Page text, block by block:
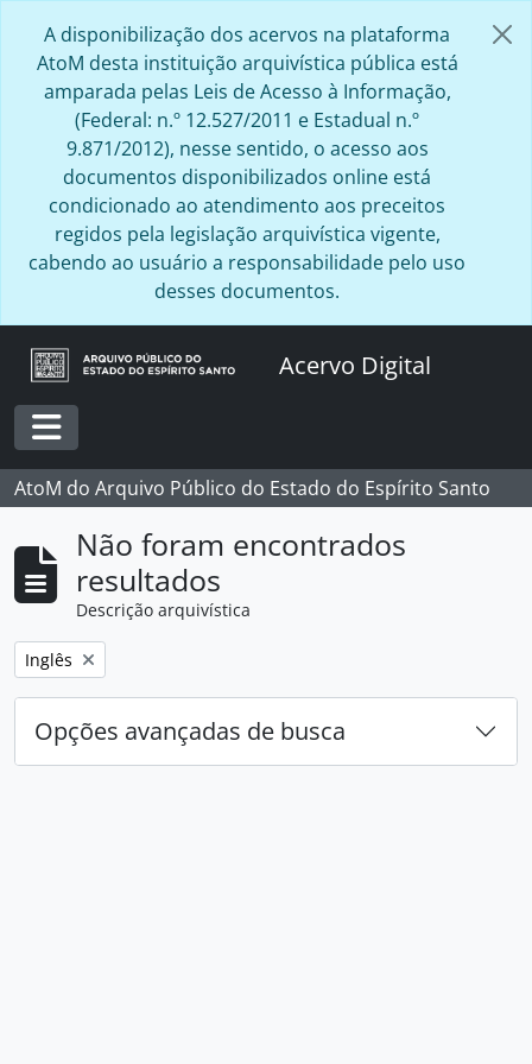
A disponibilização dos acervos na plataforma
AtoM desta instituição arquivística pública está
amparada pelas Leis de Acesso à Informação,
(Federal: n.º 12.527/2011 e Estadual n.º
9.871/2012), nesse sentido, o acesso aos
documentos disponibilizados online está
condicionado ao atendimento aos preceitos
regidos pela legislação arquivística vigente,
cabendo ao usuário a responsabilidade pelo uso
desses documentos.
Acervo Digital
Toggle navigation
AtoM do Arquivo Público do Estado do Espírito Santo
Não foram encontrados
resultados
Descrição arquivística
Remover filtro:
Inglês
Opções avançadas de busca